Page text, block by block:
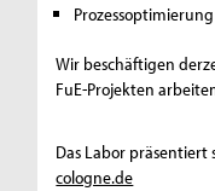
Prozessoptimierung
Wir beschäftigen
FuE-Projekten
Das Labor präsentiert
cologne.de